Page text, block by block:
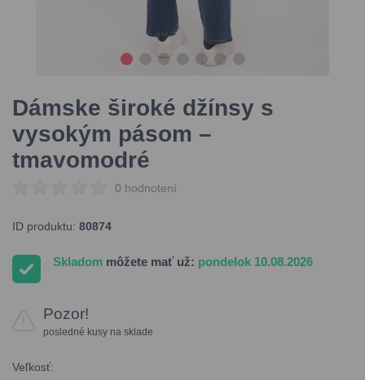
Dámske široké džínsy s
vysokým pásom –
tmavomodré
0 hodnotení
ID produktu: 80874
Skladom môžete mať už: pondelok 10.08.2026
Pozor!
posledné kusy na sklade
Veľkosť: